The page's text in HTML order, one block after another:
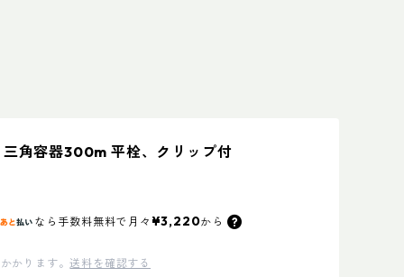
三角容器300m 平栓、クリップ付
なら 手数料無料で 月々 ¥3,220から
かります。送料を確認する